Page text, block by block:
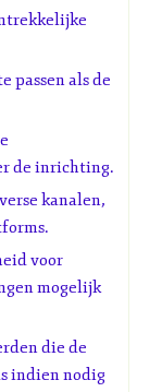
passen als de
de inrichting.
kanalen,
voor
mogelijk
die de
indien nodig